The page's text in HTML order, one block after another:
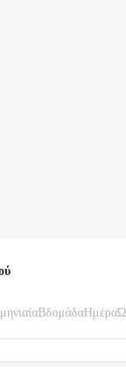
ΒδομάδαΗμέρα